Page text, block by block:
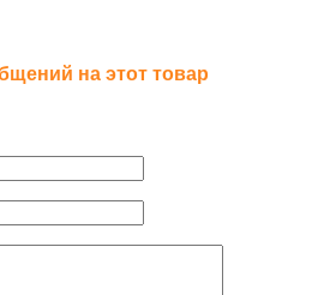
на этот товар